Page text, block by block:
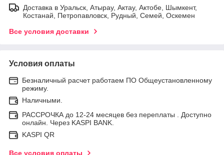
Доставка в Уральск, Атырау, Актау, Актобе, Шымкент,
Костанай, Петропавловск, Рудный, Семей, Оскемен
Все условия доставки
Условия оплаты
Безналичный расчет работаем ПО Общеустановленному
режиму.
Наличными.
РАССРОЧКА до 12-24 месяцев без переплаты . Доступно
онлайн. Через KASPI BANK.
KASPI QR
Все условия оплаты